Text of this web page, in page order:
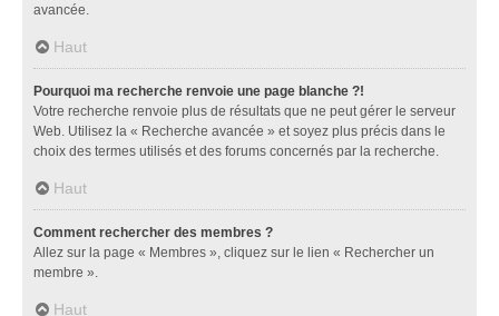
avancée.
Haut
Pourquoi ma recherche renvoie une page blanche ?!
Votre recherche renvoie plus de résultats que ne peut gérer le serveur
Web. Utilisez la « Recherche avancée » et soyez plus précis dans le
choix des termes utilisés et des forums concernés par la recherche.
Haut
Comment rechercher des membres ?
Allez sur la page « Membres », cliquez sur le lien « Rechercher un
membre ».
Haut